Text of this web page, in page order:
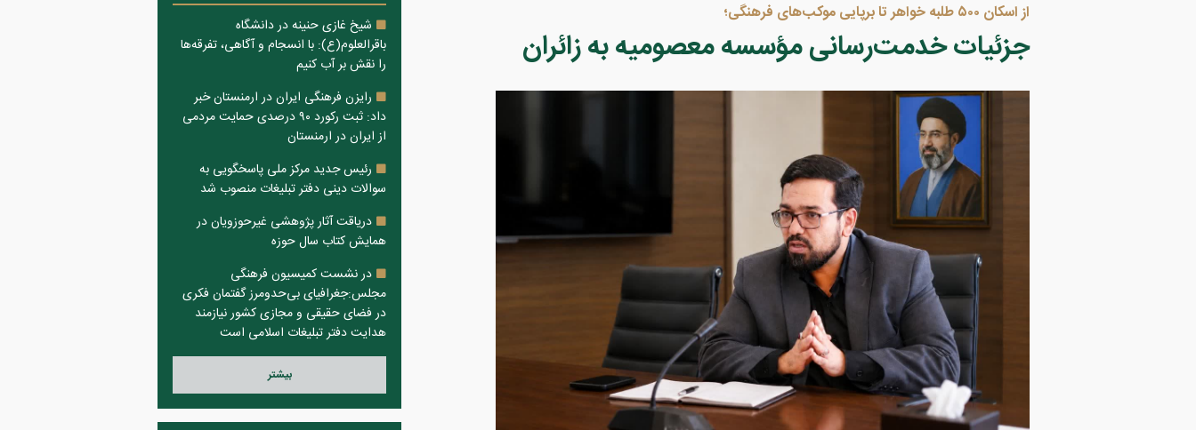
از اسکان ۵۰۰ طلبه خواهر تا برپایی موکب‌های فرهنگی؛
جزئیات خدمت‌رسانی مؤسسه معصومیه به زائران
شیخ غازی حنینه در دانشگاه
باقرالعلوم(ع): با انسجام و آگاهی، تفرقه‌ها
را نقش بر آب کنیم
رایزن فرهنگی ایران در ارمنستان خبر
داد: ثبت رکورد ۹۰ درصدی حمایت مردمی
از ایران در ارمنستان
رئیس جدید مرکز ملی پاسخگویی به
سوالات دینی دفتر تبلیغات منصوب شد
دریاقت آثار پژوهشی غیرحوزویان در
همایش کتاب سال حوزه
در نشست کمیسیون فرهنگی
مجلس:جغرافیای بی‌حدومرز گفتمان فکری
در فضای حقیقی و مجازی کشور نیازمند
هدایت دفتر تبلیغات اسلامی است
بيشتر